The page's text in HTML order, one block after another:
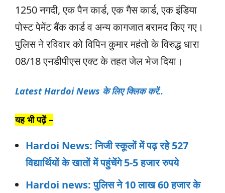
1250 नगदी, एक पैन कार्ड, एक गैस कार्ड, एक इंडिया
पोस्ट पेमेंट बैंक कार्ड व अन्य कागजात बरामद किए गए।
पुलिस ने रविवार को विपिन कुमार महंतो के विरुद्ध धारा
08/18 एनडीपीएस एक्ट के तहत जेल भेज दिया।
LatestHardoiNews के लिए क्लिक करें..
यह भी पढ़ें –
Hardoi News: निजी स्कूलों में पढ़ रहे 527
विद्यार्थियों के खातों में पहुंचेंगे 5-5 हजार रुपये
Hardoi news: पुलिस ने 10 लाख 60 हजार के